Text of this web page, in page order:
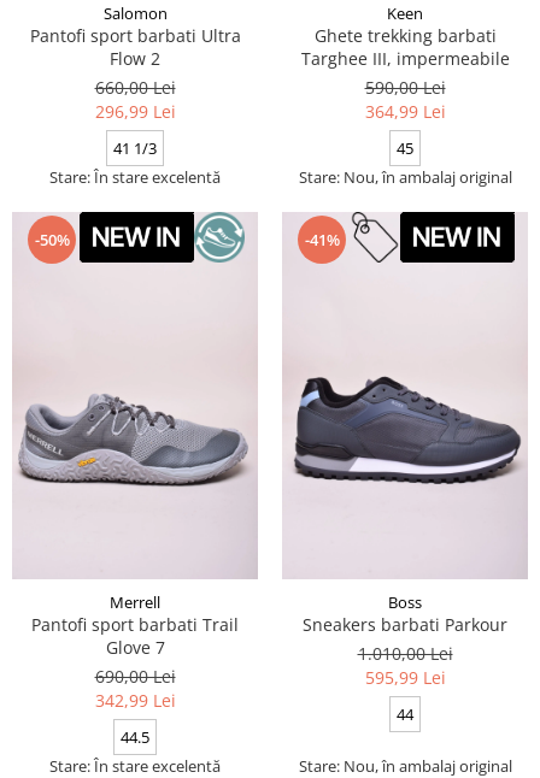
Salomon
Pantofi sport barbati Ultra
Flow 2
660,00 Lei
296,99 Lei
41 1/3
Stare: În stare excelentă
Keen
Ghete trekking barbati
Targhee III, impermeabile
590,00 Lei
364,99 Lei
45
Stare: Nou, în ambalaj original
-50%
Merrell
Pantofi sport barbati Trail
Glove 7
690,00 Lei
342,99 Lei
44.5
Stare: În stare excelentă
-41%
Boss
Sneakers barbati Parkour
1.010,00 Lei
595,99 Lei
44
Stare: Nou, în ambalaj original